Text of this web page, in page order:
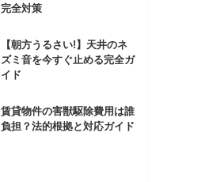
完全対策
【朝方うるさい!】天井のネ
ズミ音を今すぐ止める完全ガ
イド
賃貸物件の害獣駆除費用は誰
負担？法的根拠と対応ガイド